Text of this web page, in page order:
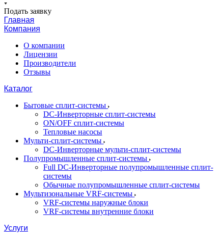
Подать заявку
Главная
Компания
О компании
Лицензии
Производители
Отзывы
Каталог
Бытовые сплит-системы
DC-Инверторные сплит-системы
ON/OFF сплит-системы
Тепловые насосы
Мульти-сплит-системы
DC-Инверторные мульти-сплит-системы
Полупромышленные сплит-системы
Full DC-Инверторные полупромышленные сплит-
системы
Обычные полупромышленные сплит-системы
Мультизональные VRF-системы
VRF-системы наружные блоки
VRF-системы внутренние блоки
Услуги